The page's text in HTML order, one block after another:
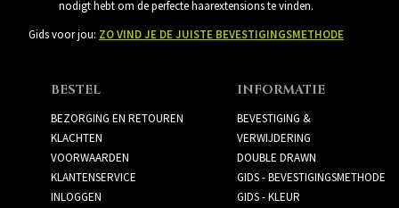
nodigt hebt om de perfecte haarextensions te vinden.
Gids voor jou: ZO VIND JE DE JUISTE BEVESTIGINGSMETHODE
BESTEL
BEZORGING EN RETOUREN
KLACHTEN
VOORWAARDEN
KLANTENSERVICE
INLOGGEN
INFORMATIE
BEVESTIGING &
VERWIJDERING
DOUBLE DRAWN
GIDS - BEVESTIGINGSMETHODE
GIDS - KLEUR